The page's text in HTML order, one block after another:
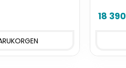
18 390